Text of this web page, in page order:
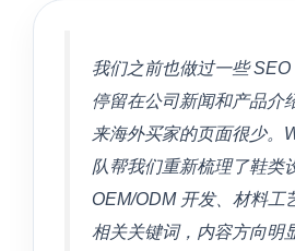
我们之前也做过一些
停留在公司新闻和产品介
来海外买家的页面很少。
队帮我们重新梳理了鞋类
OEM/ODM 开发、材料工
相关关键词，内容方向明